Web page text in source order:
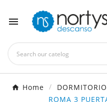

Home
ROMA 3
Crear lista de
Cancelar